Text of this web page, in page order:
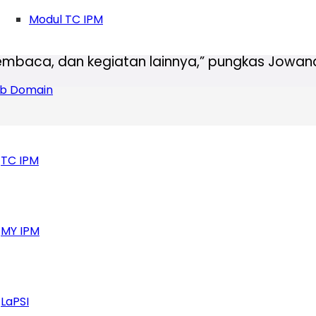
Modul TC IPM
Domain
TC IPM
MY IPM
LaPSI
dan identik dengan Ikatan Pelajar
dan kegiatan lainnya,” pungkas